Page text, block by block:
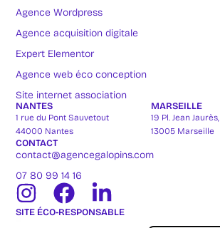
Agence Wordpress
Agence acquisition digitale
Expert Elementor
Agence web éco conception
Site internet association
NANTES
1 rue du Pont Sauvetout
44000 Nantes
MARSEILLE
19 Pl. Jean Jaurès,
13005 Marseille
CONTACT
contact@agencegalopins.com
07 80 99 14 16
SITE ÉCO-RESPONSABLE